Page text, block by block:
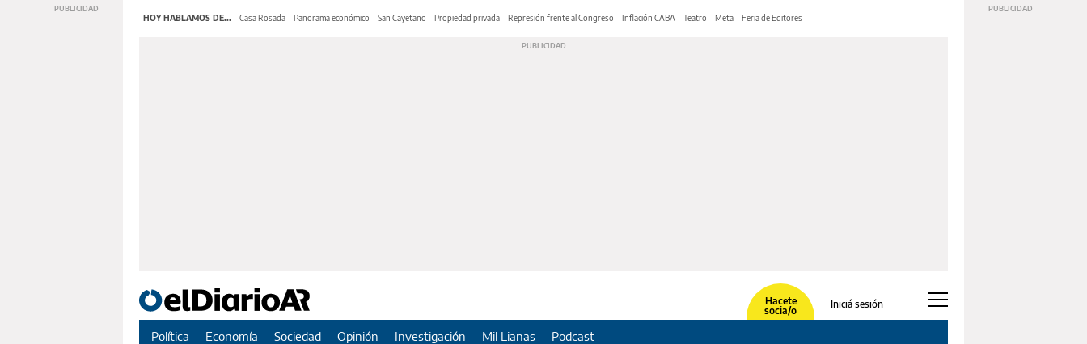
HOY HABLAMOS DE... Casa Rosada Panorama económico San Cayetano Propiedad privada Represión frente al Congreso Inflación CABA Teatro Meta Feria de Editores
Hacete
socia/o
Iniciá sesión
Política Economía Sociedad Opinión Investigación Mil Lianas Podcast